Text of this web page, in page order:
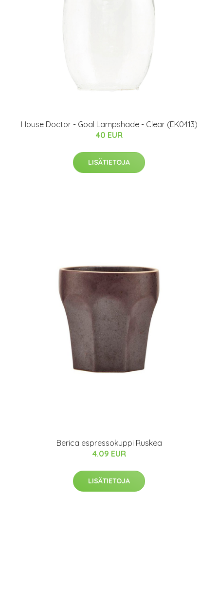
House Doctor - Goal Lampshade - Clear (EK0413)
40 EUR
LISÄTIETOJA
Berica espressokuppi Ruskea
4.09 EUR
LISÄTIETOJA